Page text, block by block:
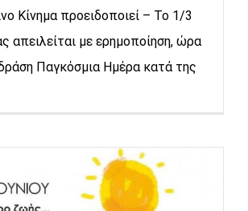
Κίνημα προειδοποιεί – Το 1/3
απειλείται με ερημοποίηση, ώρα
Παγκόσμια Ημέρα κατά της